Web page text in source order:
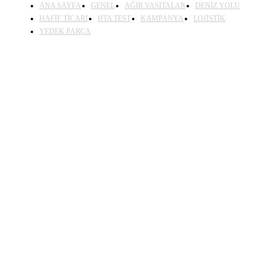
ANA SAYFA GENEL AĞIR VASITALAR
DENİZ YOLU
HAFİF TİCARİ
HTA TEST KAMPANYA
LOJİSTİK
YEDEK PARÇA